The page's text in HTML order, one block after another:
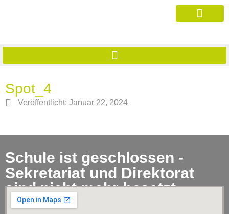
Spot_4
Veröffentlicht: Januar 22, 2024
Schule ist geschlossen -
Sekretariat und Direktorat
sind nicht mehr besetzt.